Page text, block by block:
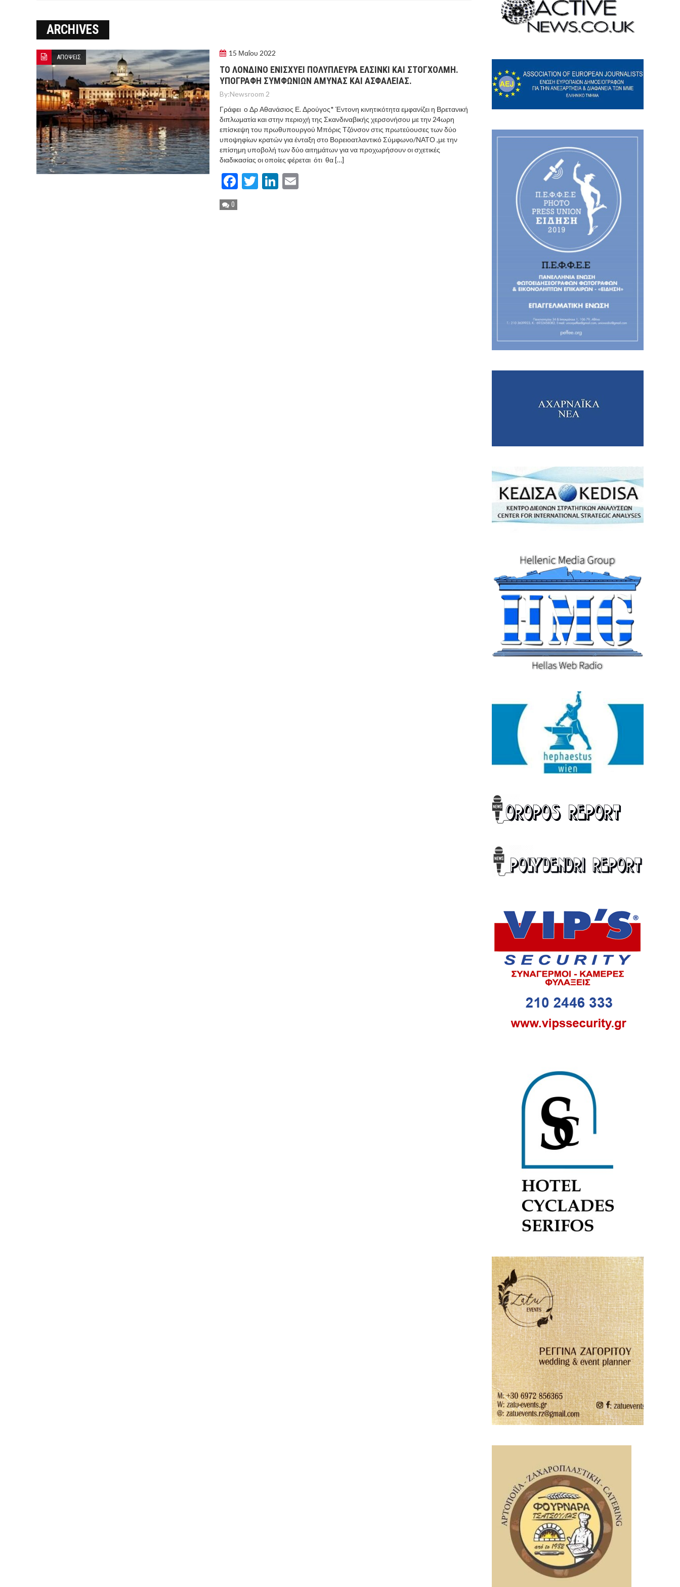
ΣΠΕΥΔΟΥΝ ΝΑ ΚΑΘΗΣΥΧΑΣΟΥΝ ΤΟΥΣ ΓΕΙΤΟΝΕΣ ΤΟΥΡΚΙΑ ΚΑΙ ΣΑΟΥΔΙΚΗ ΑΡΑΒΙΑ
ΜΕΤΑ ΤΗΝ ΑΜΥΝΤΙΚΗ ΣΥΜΦΩΝΙΑ – “ΔΕΝ ΣΤΟΧΕΥΟΥΜΕ ΚΑΝΕΝΑ” ΛΕΕΙ Η ΑΓΚΥΡΑ
ARCHIVES
ΑΠΟΨΕΙΣ 15 Μαΐου 2022
ΤΟ ΛΟΝΔΙΝΟ ΕΝΙΣΧΥΕΙ ΠΟΛΥΠΛΕΥΡΑ ΕΛΣΙΝΚΙ ΚΑΙ ΣΤΟΓΧΟΛΜΗ.
ΥΠΟΓΡΑΦΗ ΣΥΜΦΩΝΙΩΝ ΑΜΥΝΑΣ ΚΑΙ ΑΣΦΑΛΕΙΑΣ.
By:Newsroom 2
Γράφει ο Δρ Αθανάσιος Ε. Δρούγος* Έντονη κινητικότητα εμφανίζει η Βρετανική
διπλωματία και στην περιοχή της Σκανδιναβικής χερσονήσου με την 24ωρη
επίσκεψη του πρωθυπουργού Μπόρις Τζόνσον στις πρωτεύουσες των δύο
υποψηφίων κρατών για ένταξη στο Βορειοατλαντικό Σύμφωνο/ΝΑΤΟ ,με την
επίσημη υποβολή των δύο αιτημάτων για να προχωρήσουν οι σχετικές
διαδικασίας οι οποίες φέρεται ότι θα […]
Facebook
TwitterLinkedIn
0